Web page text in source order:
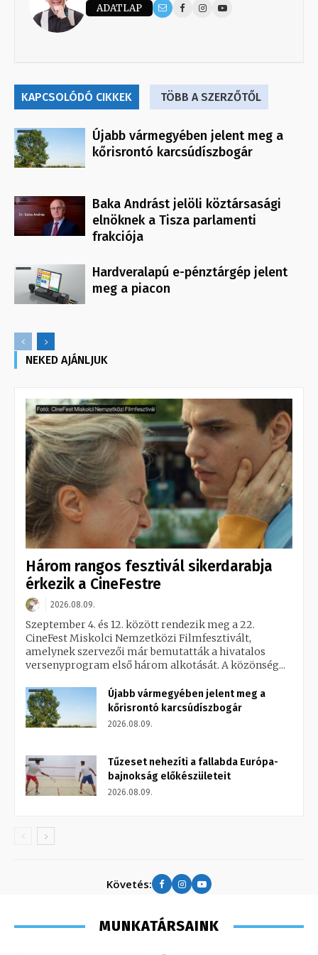
ADATLAP
KAPCSOLÓDÓ CIKKEK TÖBB A SZERZŐTŐL
Újabb vármegyében jelent meg a
kőrisrontó karcsúdíszbogár
Baka Andrást jelöli köztársasági
elnöknek a Tisza parlamenti
frakciója
Hardveralapú e-pénztárgép jelent
meg a piacon
NEKED AJÁNLJUK
Három rangos fesztivál sikerdarabja
érkezik a CineFestre
2026.08.09.
Szeptember 4. és 12. között rendezik meg a 22.
CineFest Miskolci Nemzetközi Filmfesztivált,
amelynek szervezői már bemutatták a hivatalos
versenyprogram első három alkotását. A közönség...
Újabb vármegyében jelent meg a
kőrisrontó karcsúdíszbogár
2026.08.09.
Tűzeset nehezíti a fallabda Európa-
bajnokság előkészületeit
2026.08.09.
Követés:
MUNKATÁRSAINK